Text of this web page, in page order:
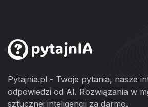
Pytajnia.pl - Twoje pytania, nasze
odpowiedzi od AI. Rozwiązania w
sztucznej inteligencji za darmo.